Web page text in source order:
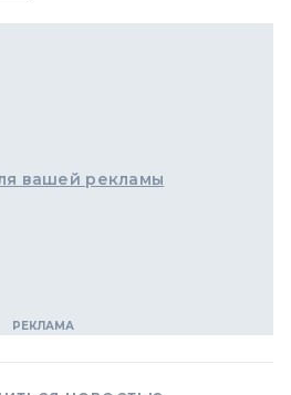
вашей рекламы